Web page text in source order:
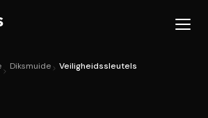
Diksmuide Veiligheidssleutels